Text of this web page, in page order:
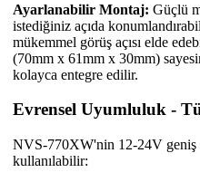
Ayarlanabilir Montaj: Güçlü
istediğiniz açıda
mükemmel görüş açısı elde
(70mm x 61mm x 30mm)
kolayca entegre edilir.
Evrensel Uyumluluk -
NVS-770XW'nin 12-24V geniş
kullanılabilir: